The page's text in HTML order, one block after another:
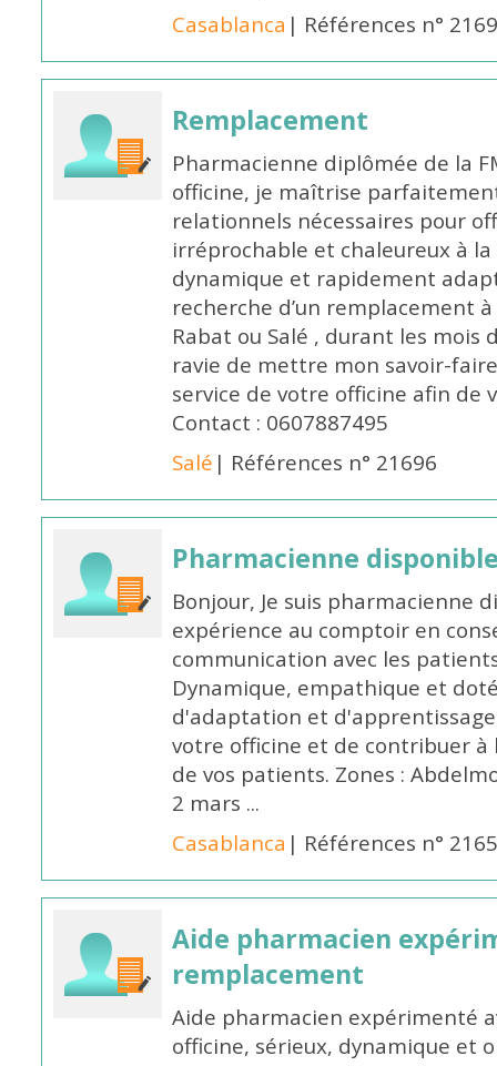
Casablanca | Références n°
Remplacement
Pharmacienne diplômée de la
officine, je maîtrise
relationnels nécessaires pour
irréprochable et chaleureux à
dynamique et rapidement
recherche d’un remplacement
Rabat ou Salé , durant les mois
ravie de mettre mon savoir-
service de votre officine afin de
Contact : 0607887495
Salé | Références n° 21696
Pharmacienne
Bonjour, Je suis pharmacienne
expérience au comptoir en
communication avec les
Dynamique, empathique et
d'adaptation et
votre officine et de contribuer
de vos patients. Zones :
2 mars ...
Casablanca | Références n°
Aide pharmacien
remplacement
Aide pharmacien expérimenté
officine, sérieux, dynamique et